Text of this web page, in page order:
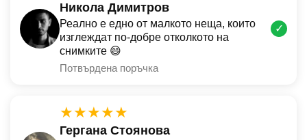
Никола Димитров
Реално е едно от малкото неща, които
изглеждат по-добре отколкото на
снимките 😄
Потвърдена поръчка
✓
★★★★★
Гергана Стоянова